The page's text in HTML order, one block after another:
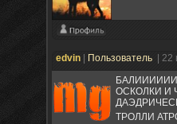
edvin Пользователь
|
ОСКОЛКИ И
ТРОЛЛИ